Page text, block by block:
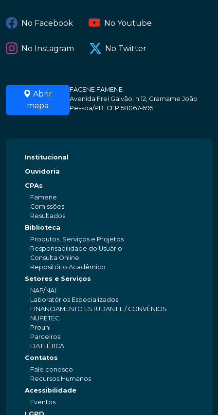
No Facebook No Youtube
No Instagram No Twitter
Abrir
mapa
FACENE FAMENE
Avenida Frei Galvão, n 12, Gramame João
Pessoa/PB. CEP:58067-695
Institucional
Ouvidoria
CPAs
Famene
Comissões
Resultados
Biblioteca
Produtos, Serviços e Projetos
Responsabilidade do Usuário
Consulta Online
Repositório Acadêmico
Setores e Serviços
NAP/NAI
Laboratórios Especializados
FINANCIAMENTO ESTUDANTIL / CONVÊNIOS
NUPETEC
Prouni
Parceiros
DATLÉTICA
Contatos
Fale conosco
Recursos Humanos
Acessibilidade
Eventos